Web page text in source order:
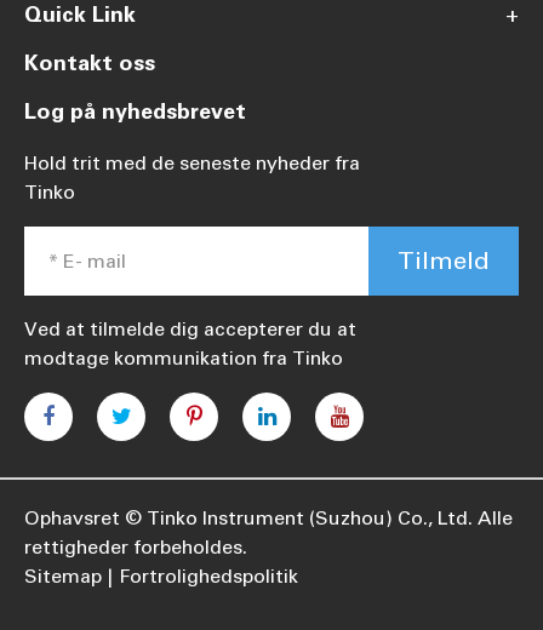
Quick Link
+
Kontakt oss
Log på nyhedsbrevet
Hold trit med de seneste nyheder fra
Tinko
Tilmeld
Ved at tilmelde dig accepterer du at
modtage kommunikation fra Tinko
Ophavsret © Tinko Instrument (Suzhou) Co., Ltd. Alle
rettigheder forbeholdes.
Sitemap
Fortrolighedspolitik